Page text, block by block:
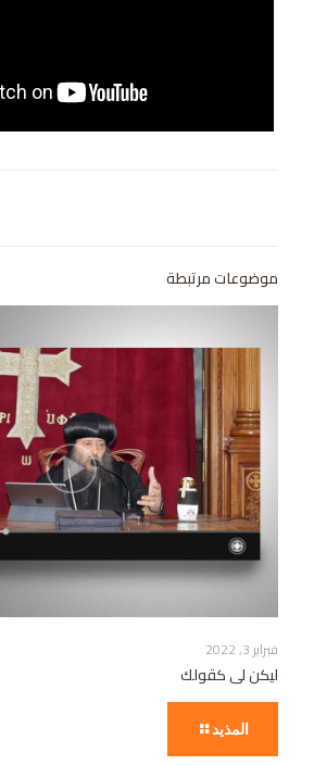
موضوعات مرتبطة
فبراير 3, 2022
ليكن لى كقولك
المذيد